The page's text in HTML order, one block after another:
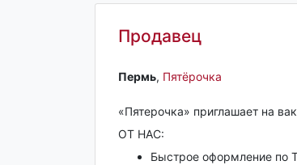
Продавец
Пермь‎, Пятёрочка
«Пятерочка» приглашает на
ОТ НАС:
Быстрое оформление по